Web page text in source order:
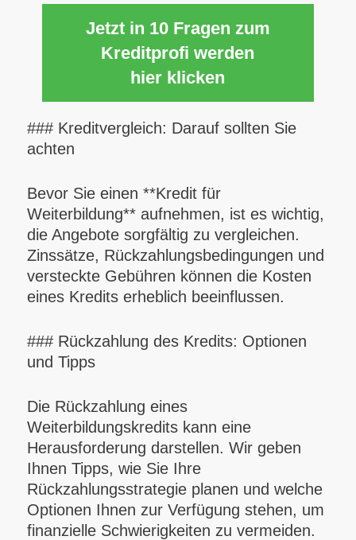
Jetzt in 10 Fragen zum
Kreditprofi werden
hier klicken
### Kreditvergleich: Darauf sollten Sie
achten
Bevor Sie einen **Kredit für
Weiterbildung** aufnehmen, ist es wichtig,
die Angebote sorgfältig zu vergleichen.
Zinssätze, Rückzahlungsbedingungen und
versteckte Gebühren können die Kosten
eines Kredits erheblich beeinflussen.
### Rückzahlung des Kredits: Optionen
und Tipps
Die Rückzahlung eines
Weiterbildungskredits kann eine
Herausforderung darstellen. Wir geben
Ihnen Tipps, wie Sie Ihre
Rückzahlungsstrategie planen und welche
Optionen Ihnen zur Verfügung stehen, um
finanzielle Schwierigkeiten zu vermeiden.